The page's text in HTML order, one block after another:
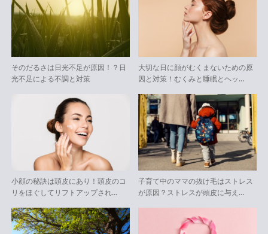
そのだるさは日光不足が原因！？日
光不足による不調と対策
大切な日に顔がむくまないための原
因と対策！むくみと睡眠とヘッ…
小顔の秘訣は頭皮にあり！頭皮のコ
リをほぐしてリフトアップされ…
子育て中のママの抜け毛はストレス
が原因？ストレスが頭皮に与え…